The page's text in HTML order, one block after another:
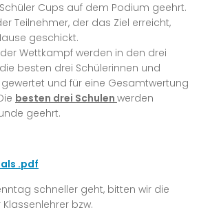
Cups auf dem Podium geehrt.
Teilnehmer, der das Ziel erreicht,
geschickt.
Wettkampf werden in den drei
besten drei Schülerinnen und
gewertet und für eine Gesamtwertung
besten drei Schulen werden
geehrt.
als .pdf
schneller geht, bitten wir die
bzw.